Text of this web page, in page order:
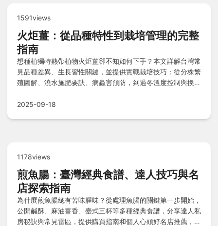
1591views
火炬薑：從品種特性到栽培管理的完整
指南
想種植獨特熱帶植物火炬薑卻不知如何下手？本文詳解台灣常
見品種差異、生長習性關鍵，並提供實戰栽培技巧：從分株繁
殖圖解、澆水施肥要訣、病蟲害預防，到過冬溫度控制與換盆
全流程！
2025-09-18
1178views
煎魚腸：臺灣經典食譜、達人技巧與名
店探索指南
為什麼煎魚腸總有苦味腥味？從處理魚腸的關鍵第一步開始，
公開鹹酥、麻油薑香、臺式三杯等多種經典食譜，分享達人私
房秘訣與常見雷區，提供購買指南和個人心頭好名店推薦，並